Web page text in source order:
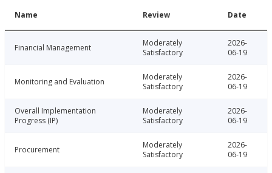
Name Review Date
Financial Management
Moderately
Satisfactory
2026-
06-19
Monitoring and Evaluation
Moderately
Satisfactory
2026-
06-19
Overall Implementation
Progress (IP)
Moderately
Satisfactory
2026-
06-19
Procurement
Moderately
Satisfactory
2026-
06-19